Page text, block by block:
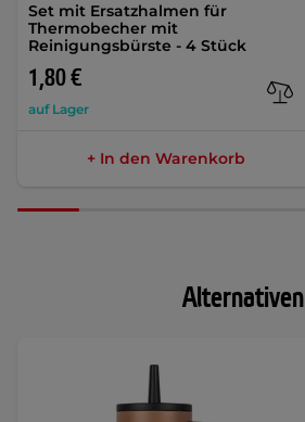
Set mit Ersatzhalmen für
Thermobecher mit
Reinigungsbürste - 4 Stück
1,80 €
auf Lager
+ In den Warenkorb
Alternativen